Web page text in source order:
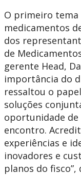
O primeiro
medicamentos
dos
de
gerente Head,
importância do
ressaltou o
soluções
oportunidade
encontro.
experiências e
inovadores e
planos do fisco”,